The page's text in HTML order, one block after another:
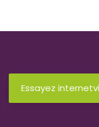
Essayez